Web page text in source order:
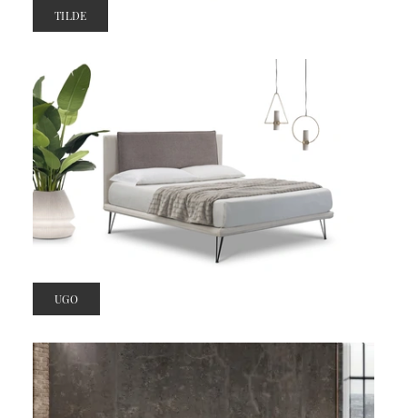
TILDE
UGO